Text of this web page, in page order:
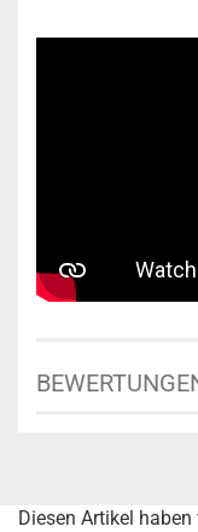
Diesen Artikel